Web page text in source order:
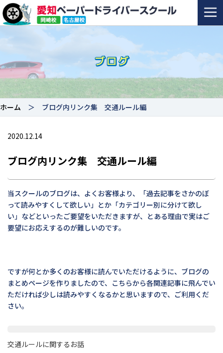
ホーム ＞ ブログ内リンク集 交通ルール編
2020.12.14
ブログ内リンク集 交通ルール編
当スクールのブログは、よくお客様より、「過去記事をさかのぼ
って読みやすくして欲しい」とか「カテゴリー別に分けて欲し
い」などといったご要望をいただきますが、とある理由で実はご
要望にお応えするのが難しいのです。
ですが何とか多くのお客様に読んでいただけるように、ブログの
まとめページを作りましたので、こちらから各関連記事に飛んでい
ただければ少しは読みやすくなるかと思いますので、ご利用くだ
さい。
交通ルールに関するお話